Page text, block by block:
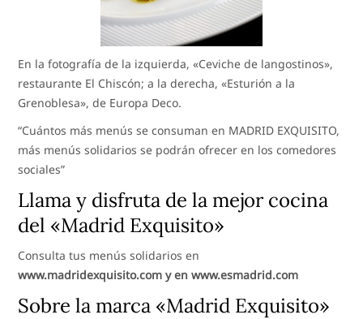
En la fotografía de la izquierda, «Ceviche de langostinos»,
restaurante El Chiscón; a la derecha, «Esturión a la
Grenoblesa», de Europa Deco.
“Cuántos más menús se consuman en MADRID EXQUISITO,
más menús solidarios se podrán ofrecer en los comedores
sociales”
Llama y disfruta de la mejor cocina
del «Madrid Exquisito»
Consulta tus menús solidarios en
www.madridexquisito.com y en www.esmadrid.com
Sobre la marca «Madrid Exquisito»